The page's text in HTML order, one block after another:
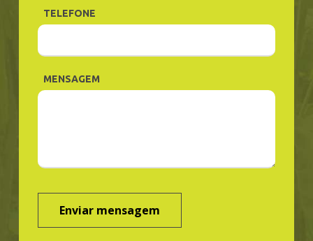
TELEFONE
MENSAGEM